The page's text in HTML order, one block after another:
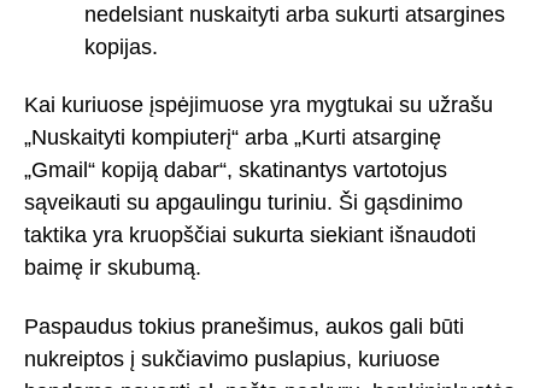
nedelsiant nuskaityti arba sukurti atsargines
kopijas.
Kai kuriuose įspėjimuose yra mygtukai su užrašu
„Nuskaityti kompiuterį“ arba „Kurti atsarginę
„Gmail“ kopiją dabar“, skatinantys vartotojus
sąveikauti su apgaulingu turiniu. Ši gąsdinimo
taktika yra kruopščiai sukurta siekiant išnaudoti
baimę ir skubumą.
Paspaudus tokius pranešimus, aukos gali būti
nukreiptos į sukčiavimo puslapius, kuriuose